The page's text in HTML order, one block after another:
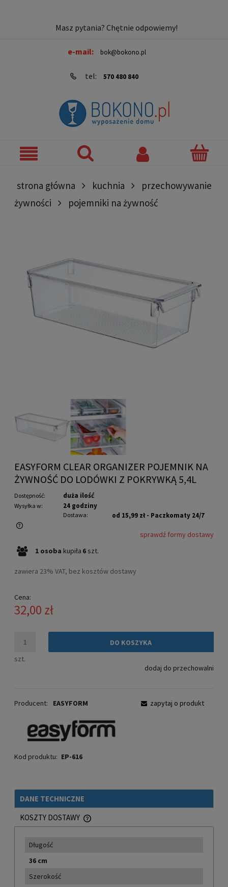
Masz pytania? Chętnie odpowiemy!
e-mail: bok@bokono.pl
tel: 570 480 840
strona główna kuchnia
przechowywanie
żywności
pojemniki na żywność
EASYFORM CLEAR ORGANIZER POJEMNIK NA
ŻYWNOŚĆ DO LODÓWKI Z POKRYWKĄ 5,4L
Dostępność: duża ilość
Wysyłka w: 24 godziny
Dostawa: od 15,99 zł - Paczkomaty 24/7
Cena nie zawiera ewentualnych kosztów płatności
sprawdź formy dostawy
1 osoba kupiła 6 szt.
zawiera 23% VAT, bez kosztów dostawy
Cena:
32,00 zł
szt.
DO KOSZYKA
dodaj do przechowalni
Producent: EASYFORM
Kod produktu: EP-616
zapytaj o produkt
DANE TECHNICZNE
KOSZTY DOSTAWY
CENA NIE ZAWIERA EWENTUALNYCH KOSZTÓW PŁATNOŚCI
Długość
36 cm
Szerokość